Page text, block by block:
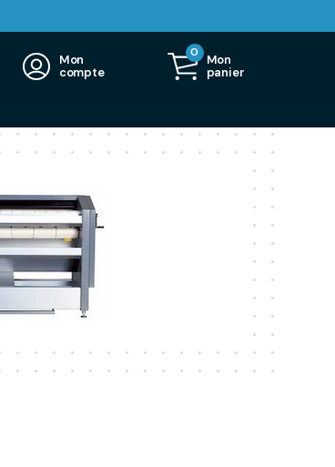
Mon
compte
0
Mon
panier